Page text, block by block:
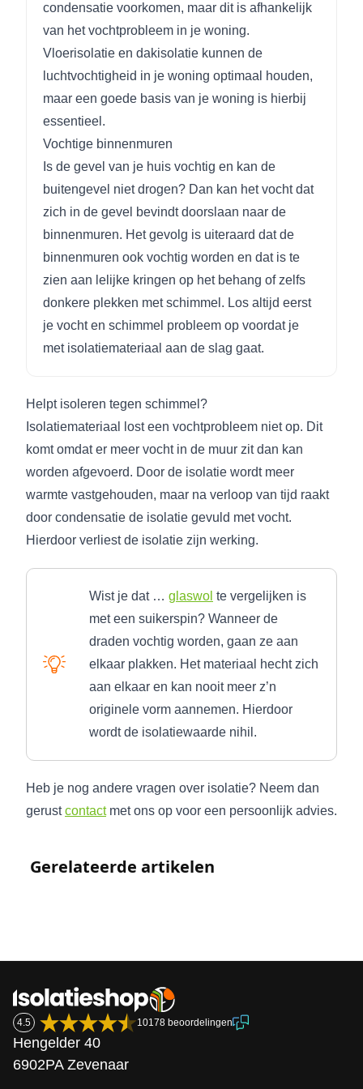
condensatie voorkomen, maar dit is afhankelijk
van het vochtprobleem in je woning.
Vloerisolatie en dakisolatie kunnen de
luchtvochtigheid in je woning optimaal houden,
maar een goede basis van je woning is hierbij
essentieel.
Vochtige binnenmuren
Is de gevel van je huis vochtig en kan de
buitengevel niet drogen? Dan kan het vocht dat
zich in de gevel bevindt doorslaan naar de
binnenmuren. Het gevolg is uiteraard dat de
binnenmuren ook vochtig worden en dat is te
zien aan lelijke kringen op het behang of zelfs
donkere plekken met schimmel. Los altijd eerst
je vocht en schimmel probleem op voordat je
met isolatiemateriaal aan de slag gaat.
Helpt isoleren tegen schimmel?
Isolatiemateriaal lost een vochtprobleem niet op. Dit
komt omdat er meer vocht in de muur zit dan kan
worden afgevoerd. Door de isolatie wordt meer
warmte vastgehouden, maar na verloop van tijd raakt
door condensatie de isolatie gevuld met vocht.
Hierdoor verliest de isolatie zijn werking.
Wist je dat … glaswol te vergelijken is
met een suikerspin? Wanneer de
draden vochtig worden, gaan ze aan
elkaar plakken. Het materiaal hecht zich
aan elkaar en kan nooit meer z’n
originele vorm aannemen. Hierdoor
wordt de isolatiewaarde nihil.
Heb je nog andere vragen over isolatie? Neem dan
gerustcontactmet ons op voor een persoonlijk advies.
Gerelateerde artikelen
4.5 10178 beoordelingen
Hengelder 40
6902PA Zevenaar